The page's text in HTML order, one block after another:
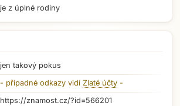
je z úplné rodiny
jen takový pokus
- případné odkazy vidí Zlaté účty -
https://znamost.cz/?id=566201